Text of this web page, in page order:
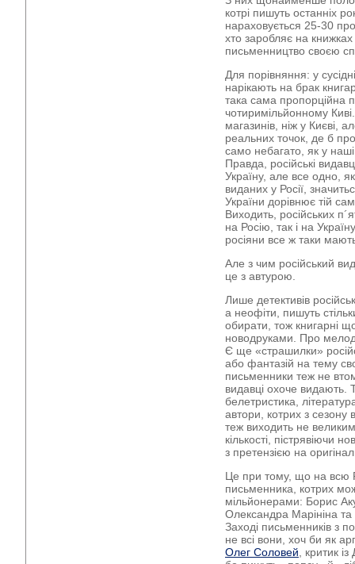
котрі пишуть останніх
нараховується 25-30
хто заробляє на
письменництво своєю
Для порівняння: у
нарікають на брак
така сама пропорційна
чотиримільйонному
магазинів, ніж у Києві,
реальних точок, де б
само небагато, як у
Правда, російські
Україну, але все одно,
виданих у Росії,
України дорівнює тій
Виходить, російських
на Росію, так і на
росіяни все ж таки
Але з чим російський
це з автурою.
Лише детективів
а неофіти, пишуть
обирати, тож книгарні
новодруками. Про
Є ще «страшилки»
або фантазій на тему
письменники теж не
видавці охоче видають.
белетристика,
автори, котрих з сезону
теж виходить не
кількості, пістрявіючи
з претензією на
Це при тому, що на всю
письменника, котрих
мільйонерами: Борис
Олександра Марініна
Заході письменників з
не всі вони, хоч би як
Олег Соловей , критик